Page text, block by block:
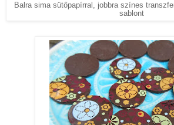
Balra sima sütőpapírral, jobbra színes
sablont